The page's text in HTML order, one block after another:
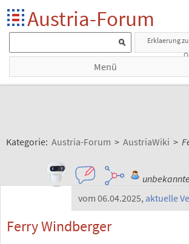
Austria-Forum
Erklaerung
Menü
Kategorie: Austria-Forum > AustriaWiki >
vom 06.04.2025, aktuelle
Ferry Windberger